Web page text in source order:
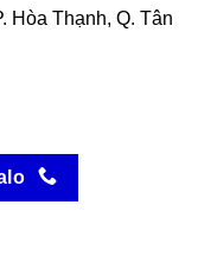
Hòa Thạnh, Q. Tân